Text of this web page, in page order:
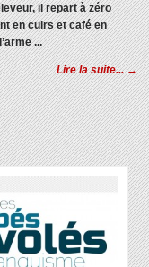
il repart à zéro
en cuirs et café en
...
Lire la suite... →